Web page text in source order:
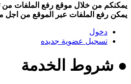
يمكنكم من خلال موقع رفع الملفات من
يمكن رفع الملفات عبر الموقع من اجل
دخول
تسجيل عضوية جديده
● شروط الخدمة